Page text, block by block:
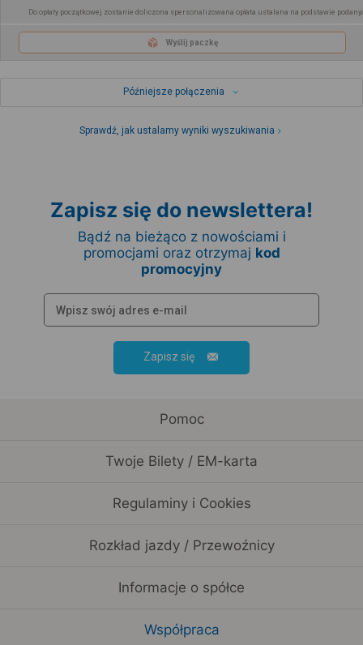
Do opłaty początkowej zostanie doliczona spersonalizowana opłata ustalana na podstawie
Wyślij paczkę
Późniejsze połączenia
Sprawdź, jak ustalamy wyniki wyszukiwania
Zapisz się do newslettera!
Bądź na bieżąco z nowościami i
promocjami oraz otrzymaj kod
promocyjny
Zapisz się
Pomoc
Twoje Bilety / EM-karta
Regulaminy i Cookies
Rozkład jazdy / Przewoźnicy
Informacje o spółce
Współpraca